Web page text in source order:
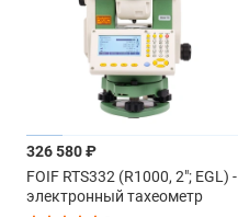
326 580 ₽
FOIF RTS332 (R1000, 2"; EGL) -
электронный тахеометр